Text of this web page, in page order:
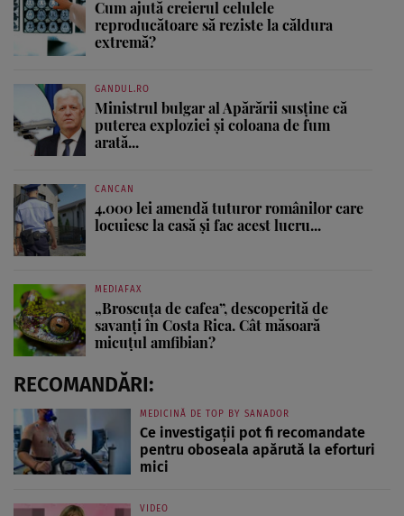
Cum ajută creierul celulele
reproducătoare să reziste la căldura
extremă?
GANDUL.RO
Ministrul bulgar al Apărării susține că
puterea exploziei și coloana de fum
arată...
CANCAN
4.000 lei amendă tuturor românilor care
locuiesc la casă și fac acest lucru...
MEDIAFAX
„Broscuța de cafea”, descoperită de
savanți în Costa Rica. Cât măsoară
micuțul amfibian?
RECOMANDĂRI:
MEDICINĂ DE TOP BY SANADOR
Ce investigații pot fi recomandate
pentru oboseala apărută la eforturi
mici
VIDEO